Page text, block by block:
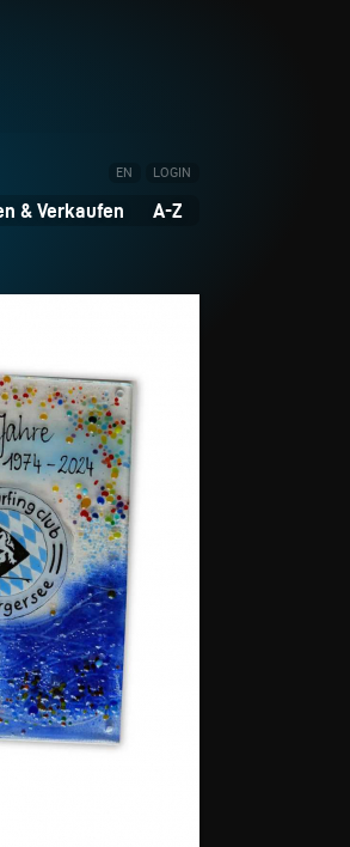
EN LOGIN
& Verkaufen A-Z